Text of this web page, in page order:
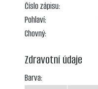
Číslo zápisu:
Pohlaví:
Chovný:
Zdravotní údaje
Barva: